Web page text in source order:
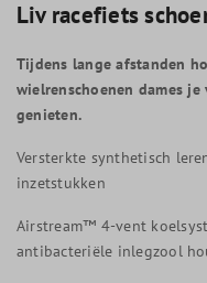
Liv racefiets
Tijdens lange afstanden
wielrenschoenen dames
genieten.
Versterkte synthetisch
inzetstukken
Airstream™ 4-vent
antibacteriële inlegzool